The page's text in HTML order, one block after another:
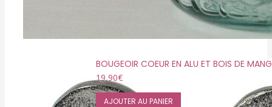
BOUGEOIR COEUR EN ALU ET BOIS DE
19,90€
AJOUTER AU PANIER